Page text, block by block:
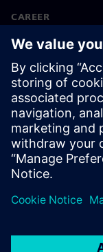
CAREER
©Siemens 2026
기업 정보
개인정보 처리방침
쿠키 정책
이용 약관
디지털 ID